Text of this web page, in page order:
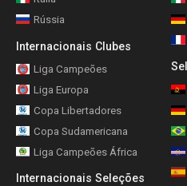
Rússia
Internacionais Clubes
Liga Campeões
Liga Europa
Copa Libertadores
Copa Sudamericana
Liga Campeões África
Internacionais Seleções